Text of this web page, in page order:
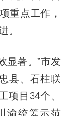
重点工作，
。
著。”市发
县、石柱联
项目34个、
渝统筹示范